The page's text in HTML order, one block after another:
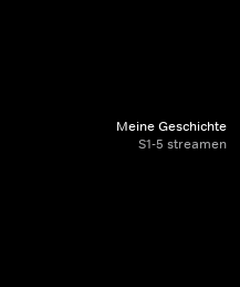
Meine Geschichte
S1-5 streamen